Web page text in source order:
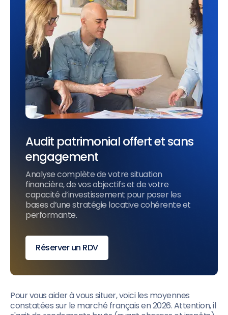
Audit patrimonial offert et sans
engagement
Analyse complète de votre situation
financière, de vos objectifs et de votre
capacité d’investissement pour poser les
bases d’une stratégie locative cohérente et
performante.
Réserver un RDV
Pour vous aider à vous situer, voici les moyennes
constatées sur le marché français en 2026. Attention, il